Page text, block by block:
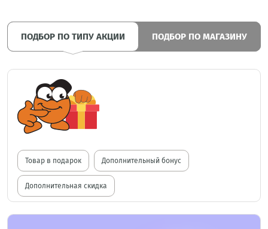
ПОДБОР ПО ТИПУ АКЦИИ ПОДБОР ПО МАГАЗИНУ
Товар в подарок Дополнительный бонус
Дополнительная скидка